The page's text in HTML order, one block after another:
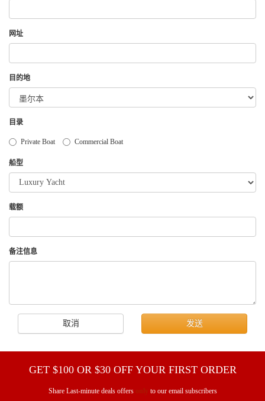
退款注意事项
Guaranteed fish
网址
目的地
目录
Private Boat Commercial Boat
船型
载额
备注信息
取消 发送
GET $100 OR $30 OFF YOUR FIRST ORDER
Share Last-minute deals offers only to our email subscribers